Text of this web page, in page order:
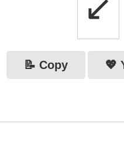
📝 Copy 💖